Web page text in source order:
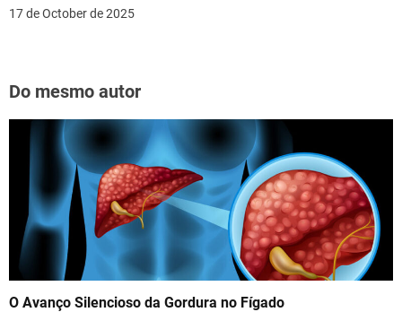
17 de October de 2025
Do mesmo autor
O Avanço Silencioso da Gordura no Fígado